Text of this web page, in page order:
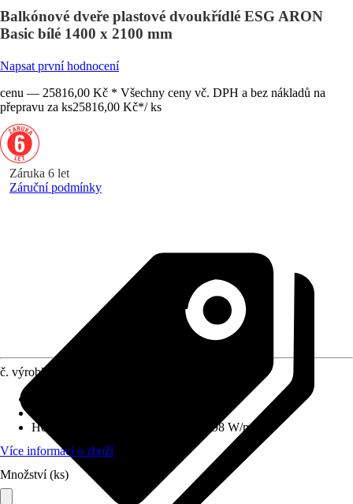
Balkónové dveře plastové dvoukřídlé ESG ARON
Basic bílé 1400 x 2100 mm
Napsat první hodnocení
cenu — 25816,00 Kč * Všechny ceny vč. DPH a bez nákladů na
přepravu za ks25816,00 Kč*/ ks
Záruka 6 let
Záruční podmínky
č. výrobku
Hodnota Uw dle DIN EN 10077
0,98 W/m²K
Více informací o zboží
Množství (ks)